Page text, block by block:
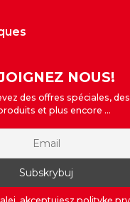
NOUS!
des offres spéciales,
et plus encore ...